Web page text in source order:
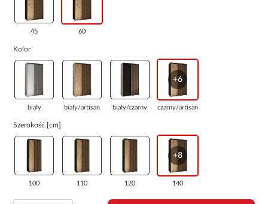
45 60
Kolor
biały biały/artisan biały/czarny
+6
czarny/artisan
Szerokość [cm]
100 110 120
+8
140